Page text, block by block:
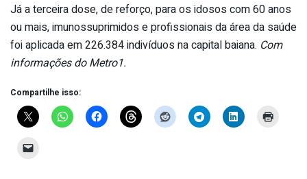
Já a terceira dose, de reforço, para os idosos com 60 anos
ou mais, imunossuprimidos e profissionais da área da saúde
foi aplicada em 226.384 indivíduos na capital baiana. Com
informações do Metro1.
Compartilhe isso: